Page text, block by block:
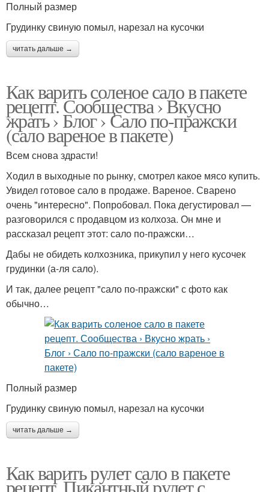
Полный размер
Грудинку свиную помыл, нарезал на кусочки
читать дальше →
Как варить соленое сало в пакете
рецепт. Сообщества › Вкусно
жрать › Блог › Сало по-пражски
(сало вареное в пакете)
Всем снова здрасти!
Ходил в выходные по рынку, смотрел какое мясо купить.
Увидел готовое сало в продаже. Вареное. Сварено
очень "интересно". Попробовал. Пока дегустировал —
разговорился с продавцом из колхоза. Он мне и
рассказал рецепт этот: сало по-пражски…
Дабы не обидеть колхозника, прикупил у него кусочек
грудинки (а-ля сало).
И так, далее рецепт "сало по-пражски" с фото как
обычно…
Полный размер
Грудинку свиную помыл, нарезал на кусочки
читать дальше →
Как варить рулет сало в пакете